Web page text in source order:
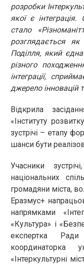
розробки
якої є інтеграція.
стало
розглядається як
Поділля, який
різного
інтеграції,
джерело інновацій
Відкрила
«Інституту
зустрічі – етапу
шанси бути
Учасники
національних
громадяни міста,
Еразмус+
напрямками
«Культура» і
експертка
координаторка
«Інтеркультурні